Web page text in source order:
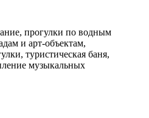
прогулки по водным
и арт-объектам,
туристическая баня,
музыкальных